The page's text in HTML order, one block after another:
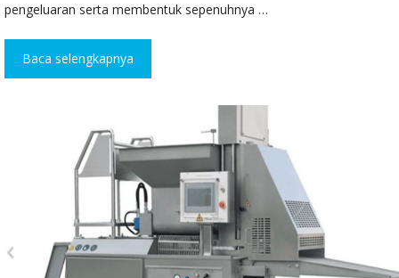
pengeluaran serta membentuk sepenuhnya …
Baca selengkapnya